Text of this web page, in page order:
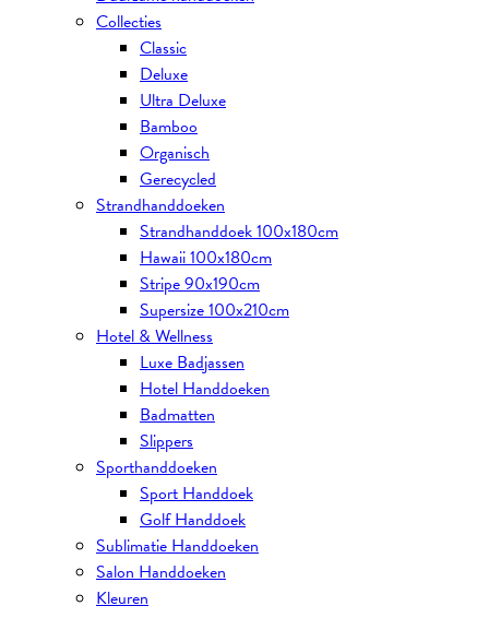
Collecties
Classic
Deluxe
Ultra Deluxe
Bamboo
Organisch
Gerecycled
Strandhanddoeken
Strandhanddoek 100x180cm
Hawaii 100x180cm
Stripe 90x190cm
Supersize 100x210cm
Hotel & Wellness
Luxe Badjassen
Hotel Handdoeken
Badmatten
Slippers
Sporthanddoeken
Sport Handdoek
Golf Handdoek
Sublimatie Handdoeken
Salon Handdoeken
Kleuren